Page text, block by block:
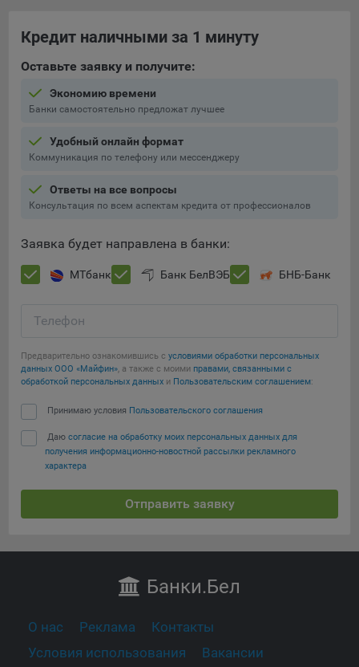
Кредит наличными за 1 минуту
Оставьте заявку и получите:
Экономию времени
Банки самостоятельно предложат лучшее
Удобный онлайн формат
Коммуникация по телефону или мессенджеру
Ответы на все вопросы
Консультация по всем аспектам кредита от профессионалов
Заявка будет направлена в банки:
МТбанк Банк БелВЭБ БНБ-Банк
Телефон
Предварительно ознакомившись с условиями обработки персональных
данных ООО «Майфин», а также с моими правами, связанными с
обработкой персональных данных и Пользовательским соглашением:
Принимаю условия Пользовательского соглашения
Даю согласие на обработку моих персональных данных для
получения информационно-новостной рассылки рекламного
характера
Отправить заявку
Банки.Бел
О нас Реклама
Контакты
Условия использования
Вакансии